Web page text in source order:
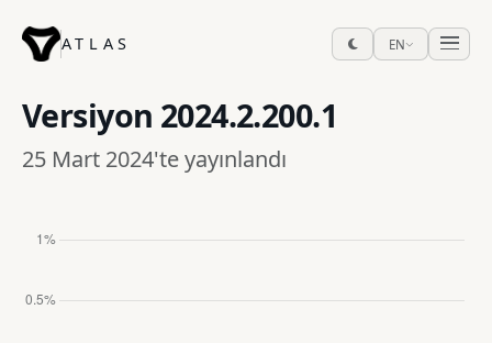
ATLAS EN
Versiyon 2024.2.200.1
25 Mart 2024'te yayınlandı